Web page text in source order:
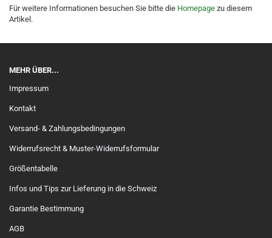
Für weitere Informationen besuchen Sie bitte die Homepage zu diesem
Artikel.
MEHR ÜBER...
Impressum
Kontakt
Versand- & Zahlungsbedingungen
Widerrufsrecht & Muster-Widerrufsformular
Größentabelle
Infos und Tips zur Lieferung in die Schweiz
Garantie Bestimmung
AGB